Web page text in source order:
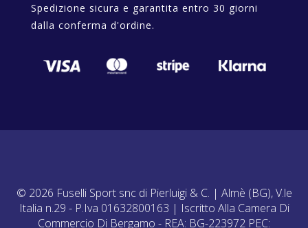
Spedizione sicura e garantita entro 30 giorni
dalla conferma d'ordine.
© 2026 Fuselli Sport snc di Pierluigi & C. | Almè (BG), V.le
Italia n.29 - P.Iva 01632800163 | Iscritto Alla Camera Di
Commercio Di Bergamo - REA: BG-223972 PEC: